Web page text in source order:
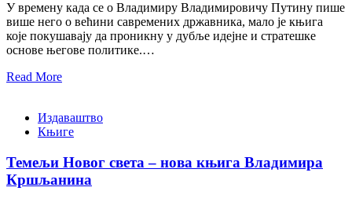
У времену када се о Владимиру Владимировичу Путину пише
више него о већини савремених државника, мало је књига
које покушавају да проникну у дубље идејне и стратешке
основе његове политике.…
Read More
Издаваштво
Књиге
Темељи Новог света – нова књига Владимира
Кршљанина